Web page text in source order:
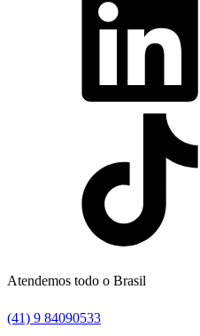
Atendemos todo o Brasil
(41) 9 84090533